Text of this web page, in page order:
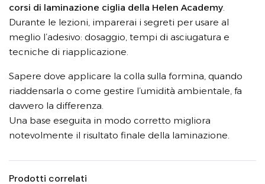
corsi di laminazione ciglia della Helen Academy.
Durante le lezioni, imparerai i segreti per usare al
meglio l’adesivo: dosaggio, tempi di asciugatura e
tecniche di riapplicazione.
Sapere dove applicare la colla sulla formina, quando
riaddensarla o come gestire l’umidità ambientale, fa
davvero la differenza.
Una base eseguita in modo corretto migliora
notevolmente il risultato finale della laminazione.
Prodotti correlati